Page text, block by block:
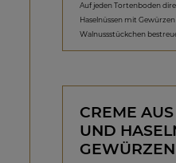
Auf jeden Tortenboden
Haselnüssen mit
Walnussstückchen
CREME
UND
GEWÜRZEN